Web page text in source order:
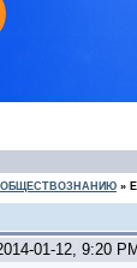
ОБЩЕСТВОЗНАНИЮ »
01-12, 9:20